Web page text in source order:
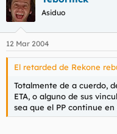
Asiduo
12 Mar 2004
El retarded de Rekone
Totalmente de a cuerdo,
ETA, o alguno de sus
sea que el PP continue